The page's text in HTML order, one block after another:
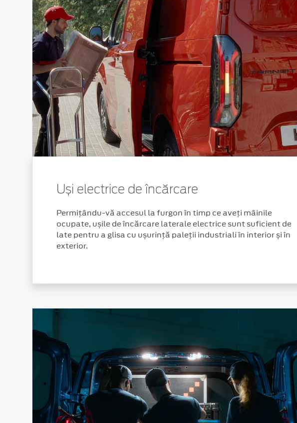
Uși electrice de încărcare
Permițându-vă accesul la furgon în timp ce aveți mâinile
ocupate, ușile de încărcare laterale electrice sunt suficient de
late pentru a glisa cu ușurință paleții industriali în interior și în
exterior.